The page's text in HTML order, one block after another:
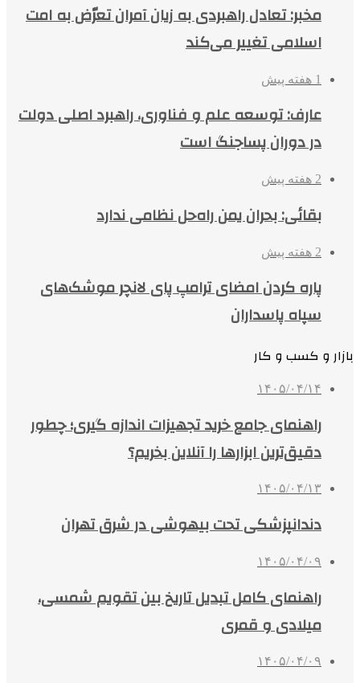
مخبر: تعادل راهبردی به زیان آمران تعرّض به امت
اسلامی تغییر می‌کند
1 هفته پیش
عارف: توسعه علم و فناوری، راهبرد اصلی دولت
در دوران پساجنگ است
2 هفته پیش
بقائی: بحران یمن راه‌حل نظامی ندارد
2 هفته پیش
پاره کردن امضای ترامپ پای لانچر موشک‌های
سپاه پاسداران
بازار و کسب و کار
۱۴۰۵/۰۴/۱۴
راهنمای جامع خرید تجهیزات اندازه گیری؛ چطور
دقیق‌ترین ابزارها را آنلاین بخریم؟
۱۴۰۵/۰۴/۱۳
دندانپزشکی تحت بیهوشی در شرق تهران
۱۴۰۵/۰۴/۰۹
راهنمای کامل تبدیل تاریخ بین تقویم شمسی،
میلادی و قمری
۱۴۰۵/۰۴/۰۹